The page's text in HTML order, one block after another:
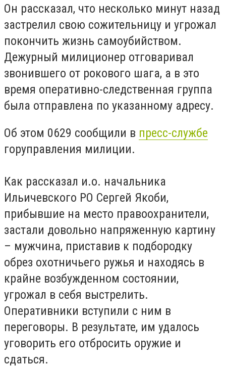
Он рассказал, что несколько минут назад
застрелил свою сожительницу и угрожал
покончить жизнь самоубийством.
Дежурный милиционер отговаривал
звонившего от рокового шага, а в это
время оперативно-следственная группа
была отправлена по указанному адресу.
Об этом 0629 сообщили в пресс-службе
горуправления милиции.
Как рассказал и.о. начальника
Ильичевского РО Сергей Якоби,
прибывшие на место правоохранители,
застали довольно напряженную картину
– мужчина, приставив к подбородку
обрез охотничьего ружья и находясь в
крайне возбужденном состоянии,
угрожал в себя выстрелить.
Оперативники вступили с ним в
переговоры. В результате, им удалось
уговорить его отбросить оружие и
сдаться.